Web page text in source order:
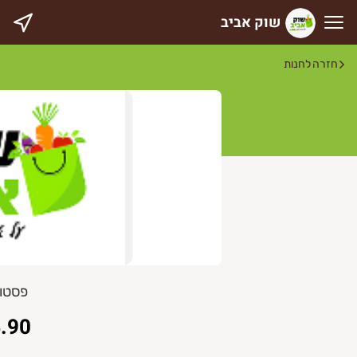
שוק אביבשוק אביב
חזרה לחנות